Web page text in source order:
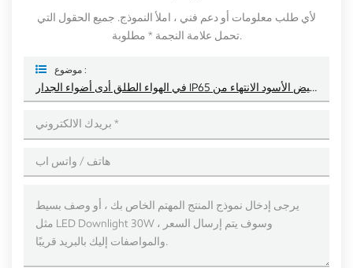
لأي طلب معلومات أو دعم فني ، املأ النموذج. جميع الحقول التي
تحمل علامة النجمة * مطلوبة.
موضوع :
في الهواء الطلق أدى أضواء الجدار IP65 الحائط أعلى وأسفل الإضاءة الأبيض الأسود الانتهاء من